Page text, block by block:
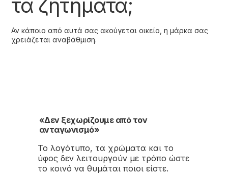
τα ζητήματα;
Αν κάποιο από αυτά σας ακούγεται οικείο, η μάρκα σας
χρειάζεται αναβάθμιση.
«Δεν ξεχωρίζουμε από τον
ανταγωνισμό»
Το λογότυπο, τα χρώματα και το
ύφος δεν λειτουργούν με τρόπο ώστε
το κοινό να θυμάται ποιοι είστε.